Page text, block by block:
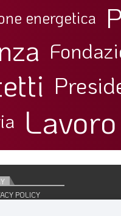
energetica
Lavoro
POLICY